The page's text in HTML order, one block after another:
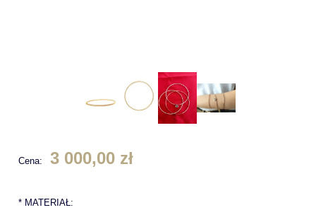
Cena: 3 000,00 zł
* MATERIAŁ: